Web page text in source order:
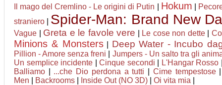
Il mago del Cremlino - Le origini di Putin
Hokum
straniero
Spider-Man: Brand New
Vague Greta e le favole vere Le cose non dette|
Minions & Monsters| Deep Water - Incubo
Pillion - Amore senza freni
Jumpers - Un salto tra gli
Un semplice incidente
Cinque secondi L'Hangar Rosso
Balliamo
...che Dio perdona a tutti Cime tempestose
Men
Backrooms Inside Out (NO 3D) Oi vita mia